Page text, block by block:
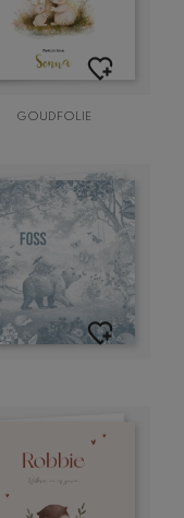
GOUDFOLIE